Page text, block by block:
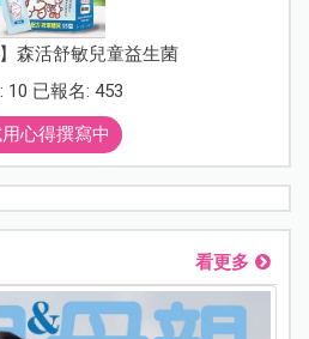
】森活舒敏兒童益生菌
10 已報名: 453
心得撰寫中
看更多